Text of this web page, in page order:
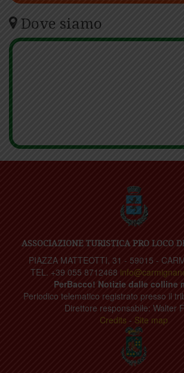
Dove siamo
ASSOCIAZIONE TURISTICA PRO LOCO
PIAZZA MATTEOTTI, 31 - 59015 -
TEL. +39 055 8712468
PerBacco! Notizie dalle colline
Periodico telematico registrato presso il
Direttore responsabile: Walter
Credits - Site map